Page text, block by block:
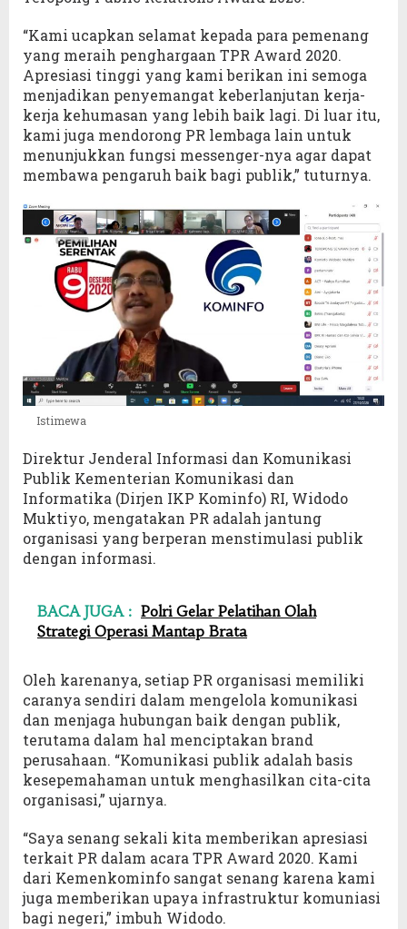
“Kami ucapkan selamat kepada para pemenang
yang meraih penghargaan TPR Award 2020.
Apresiasi tinggi yang kami berikan ini semoga
menjadikan penyemangat keberlanjutan kerja-
kerja kehumasan yang lebih baik lagi. Di luar itu,
kami juga mendorong PR lembaga lain untuk
menunjukkan fungsi messenger-nya agar dapat
membawa pengaruh baik bagi publik,” tuturnya.
Istimewa
Direktur Jenderal Informasi dan Komunikasi
Publik Kementerian Komunikasi dan
Informatika (Dirjen IKP Kominfo) RI, Widodo
Muktiyo, mengatakan PR adalah jantung
organisasi yang berperan menstimulasi publik
dengan informasi.
BACA JUGA : Polri Gelar Pelatihan Olah
Strategi Operasi Mantap Brata
Oleh karenanya, setiap PR organisasi memiliki
caranya sendiri dalam mengelola komunikasi
dan menjaga hubungan baik dengan publik,
terutama dalam hal menciptakan brand
perusahaan. “Komunikasi publik adalah basis
kesepemahaman untuk menghasilkan cita-cita
organisasi,” ujarnya.
“Saya senang sekali kita memberikan apresiasi
terkait PR dalam acara TPR Award 2020. Kami
dari Kemenkominfo sangat senang karena kami
juga memberikan upaya infrastruktur komuniasi
bagi negeri,” imbuh Widodo.